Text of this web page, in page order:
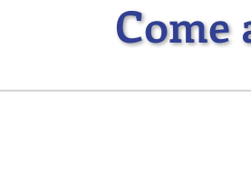
Come